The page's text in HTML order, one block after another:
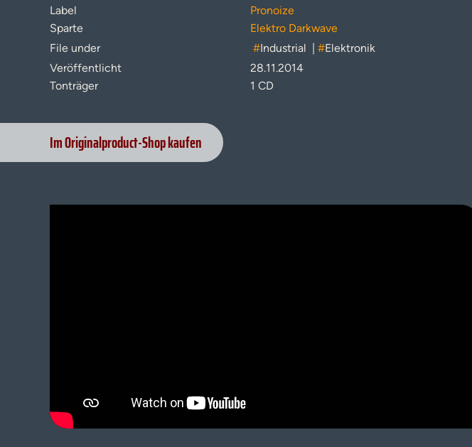
Label
Pronoize
Sparte
Elektro Darkwave
File under
#Industrial | #Elektronik
Veröffentlicht
28.11.2014
Tonträger
1 CD
Im Originalproduct-Shop kaufen